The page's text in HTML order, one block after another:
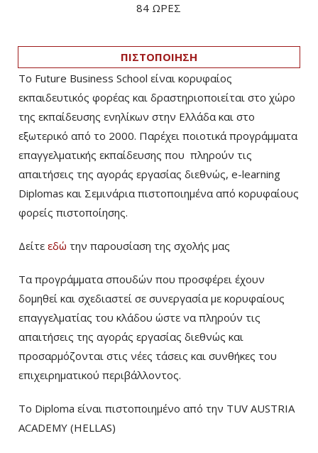
84 ΩΡΕΣ
ΠΙΣΤΟΠΟΙΗΣΗ
Το Future Business School είναι κορυφαίος
εκπαιδευτικός φορέας και δραστηριοποιείται στο χώρο
της εκπαίδευσης ενηλίκων στην Ελλάδα και στο
εξωτερικό από το 2000. Παρέχει ποιοτικά προγράμματα
επαγγελματικής εκπαίδευσης που πληρούν τις
απαιτήσεις της αγοράς εργασίας διεθνώς, e-learning
Diplomas και Σεμινάρια πιστοποιημένα από κορυφαίους
φορείς πιστοποίησης.
Δείτε εδώ την παρουσίαση της σχολής μας
Τα προγράμματα σπουδών που προσφέρει έχουν
δομηθεί και σχεδιαστεί σε συνεργασία με κορυφαίους
επαγγελματίας του κλάδου ώστε να πληρούν τις
απαιτήσεις της αγοράς εργασίας διεθνώς και
προσαρμόζονται στις νέες τάσεις και συνθήκες του
επιχειρηματικού περιβάλλοντος.
Το Diploma είναι πιστοποιημένο από την TUV AUSTRIA
ACADEMY (HELLAS)­